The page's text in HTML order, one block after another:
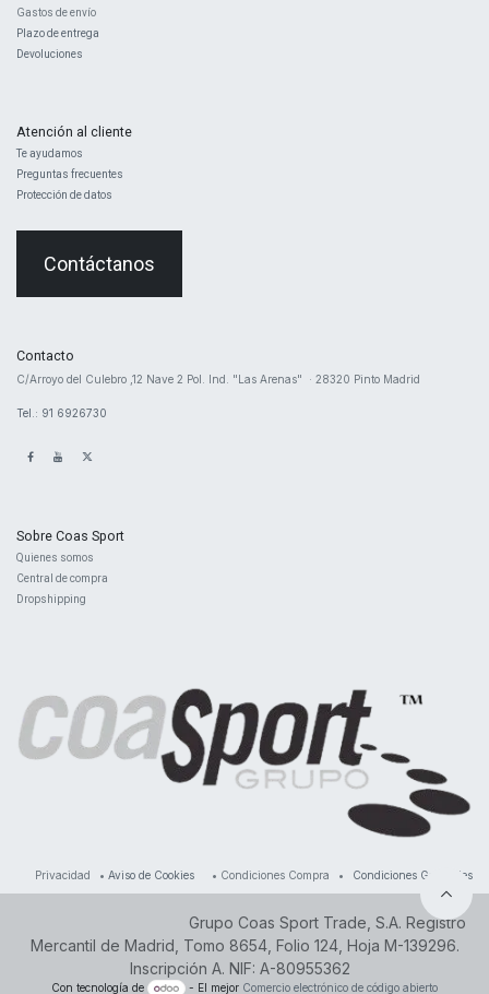
Gastos de envío
Plazo de entrega
Devoluciones
Atención al cliente
Te ayudamos
Preguntas frecuentes
Protección de datos
Contáctanos
Contacto
​C/Arroyo del Culebro ,12 Nave 2 ​Pol. Ind. "Las Arenas" · 28320 Pinto Madrid
Tel.: 91 6926730
Sobre Coas Sport
Quienes ​somos
Central de compra
Dropshipping
Privacidad • Aviso de Cookies • Condiciones Compra • Condiciones Generales
Grupo Coas Sport Trade, S.A. Registro
Mercantil de Madrid, Tomo 8654, Folio 124, Hoja M-139296.
Inscripción A. NIF: A-80955362
Con tecnología de - El mejor Comercio electrónico de código abierto